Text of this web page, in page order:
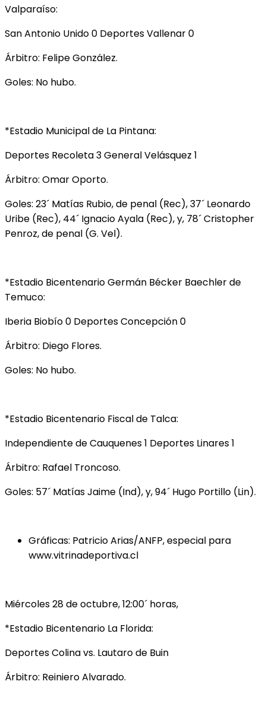
Valparaíso:
San Antonio Unido 0 Deportes Vallenar 0
Árbitro: Felipe González.
Goles: No hubo.
*Estadio Municipal de La Pintana:
Deportes Recoleta 3 General Velásquez 1
Árbitro: Omar Oporto.
Goles: 23´ Matías Rubio, de penal (Rec), 37´ Leonardo
Uribe (Rec), 44´ Ignacio Ayala (Rec), y, 78´ Cristopher
Penroz, de penal (G. Vel).
*Estadio Bicentenario Germán Bécker Baechler de
Temuco:
Iberia Biobío 0 Deportes Concepción 0
Árbitro: Diego Flores.
Goles: No hubo.
*Estadio Bicentenario Fiscal de Talca:
Independiente de Cauquenes 1 Deportes Linares 1
Árbitro: Rafael Troncoso.
Goles: 57´ Matías Jaime (Ind), y, 94´ Hugo Portillo (Lin).
Gráficas: Patricio Arias/ANFP, especial para
www.vitrinadeportiva.cl
Miércoles 28 de octubre, 12:00´ horas,
*Estadio Bicentenario La Florida:
Deportes Colina vs. Lautaro de Buin
Árbitro: Reiniero Alvarado.